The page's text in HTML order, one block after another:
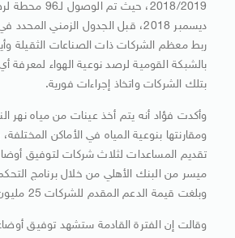
2018/2019، حيث
ربط معظم الشركات ذات الصناعات الثقيلة
بالشبكة القومية لرصد نوعية الهواء لمعرفة
بتلك الشركات واتخاذ إجراءات فورية.
وأكدت فؤاد أنه يتم أخذ عينات من مياه نهر
ومقارنتها بنوعية المياه في الأماكن
تقديم المساعدات لثلاث شركات لتوفيق
ميسر من البنك الأهلي من خلال برنامج
وبلغت قيمة الدعم المقدم للشركات 25 مليون يورو.
وقالت إن الفترة القادمة ستشهد توفيق